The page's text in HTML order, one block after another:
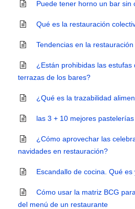
Puede tener horno un bar sin
Qué es la restauración
Tendencias en la
¿Están prohibidas las estufas
terrazas de los bares?
¿Qué es la trazabilidad
las 3 + 10 mejores
¿Cómo aprovechar las
navidades en restauración?
Escandallo de cocina. Qué
Cómo usar la matriz BCG
del menú de un restaurante